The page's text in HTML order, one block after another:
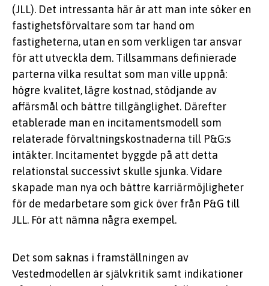
(JLL). Det intressanta här är att man inte söker en
fastighetsförvaltare som tar hand om
fastigheterna, utan en som verkligen tar ansvar
för att utveckla dem. Tillsammans definierade
parterna vilka resultat som man ville uppnå:
högre kvalitet, lägre kostnad, stödjande av
affärsmål och bättre tillgänglighet. Därefter
etablerade man en incitamentsmodell som
relaterade förvaltningskostnaderna till P&G:s
intäkter. Incitamentet byggde på att detta
relationstal successivt skulle sjunka. Vidare
skapade man nya och bättre karriärmöjligheter
för de medarbetare som gick över från P&G till
JLL. För att nämna några exempel.
Det som saknas i framställningen av
Vestedmodellen är självkritik samt indikationer